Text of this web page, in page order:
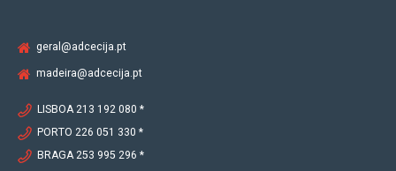
geral@adcecija.pt
madeira@adcecija.pt
LISBOA 213 192 080 *
PORTO 226 051 330 *
BRAGA 253 995 296 *